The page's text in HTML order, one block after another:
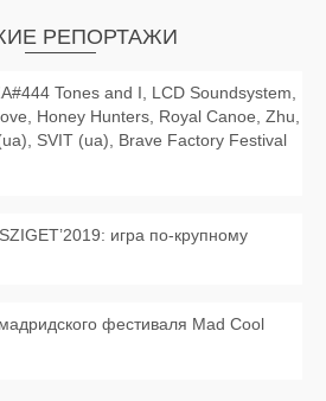
РЕПОРТАЖИ
Tones and I, LCD Soundsystem,
Honey Hunters, Royal Canoe, Zhu,
SVIT (ua), Brave Factory Festival
игра по-крупному
фестиваля Mad Cool